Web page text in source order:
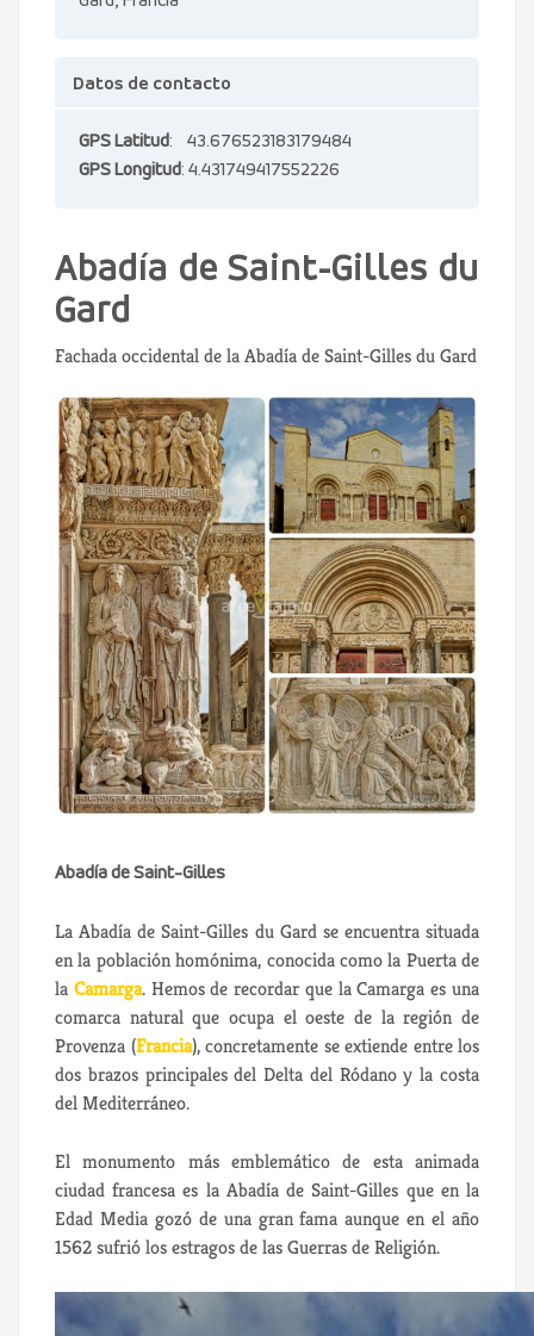
Datos de contacto
GPS Latitud: 43.676523183179484
GPS Longitud: 4.431749417552226
Abadía de Saint-Gilles du
Gard
Fachada occidental de la Abadía de Saint-Gilles du Gard
Abadía de Saint-Gilles
La Abadía de Saint-Gilles du Gard se encuentra situada
en la población homónima, conocida como la Puerta de
la Camarga. Hemos de recordar que la Camarga es una
comarca natural que ocupa el oeste de la región de
Provenza (Francia), concretamente se extiende entre los
dos brazos principales del Delta del Ródano y la costa
del Mediterráneo.
El monumento más emblemático de esta animada
ciudad francesa es la Abadía de Saint-Gilles que en la
Edad Media gozó de una gran fama aunque en el año
1562 sufrió los estragos de las Guerras de Religión.